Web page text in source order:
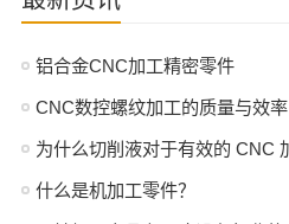
铝合金CNC加工精密零件
CNC数控螺纹加工的质量与效率
什么是机加工零件？